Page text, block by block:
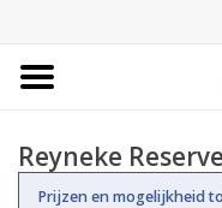
Bestellingen
Reyneke
Prijzen en mogelijkheid